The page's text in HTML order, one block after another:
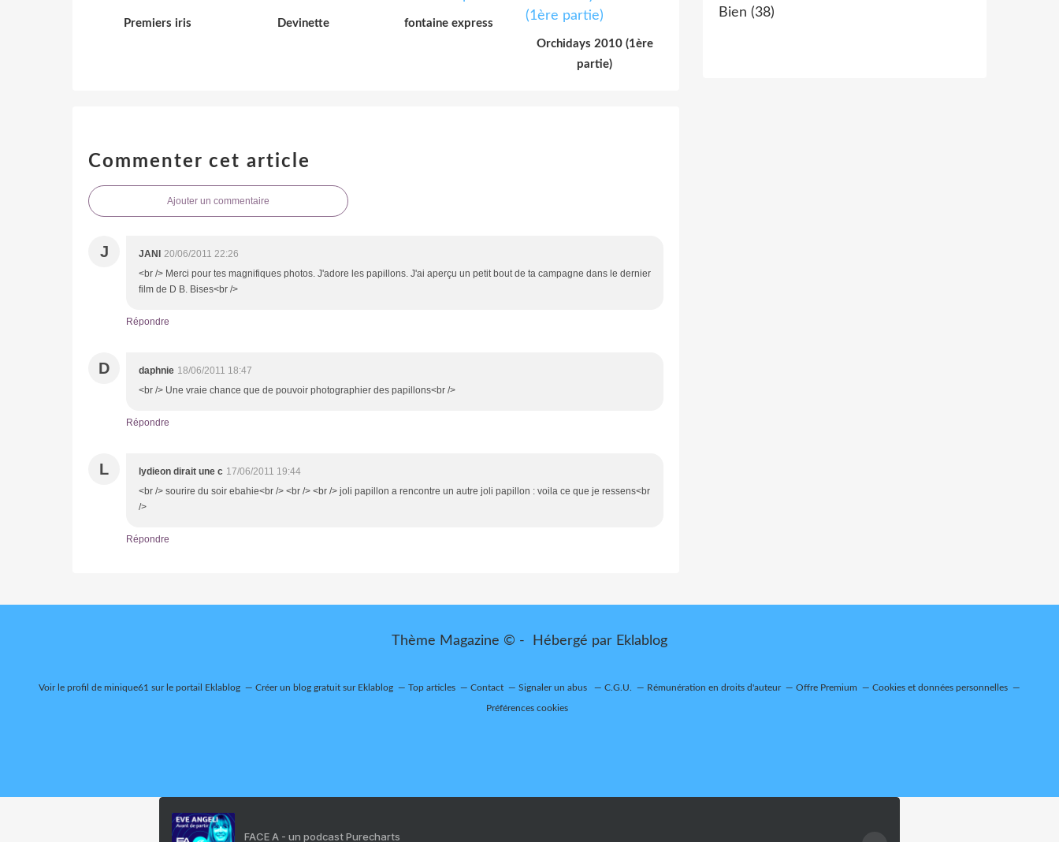
Premiers iris Devinette
fontaine express
Orchidays 2010 (1ère
partie)
Commenter cet article
Ajouter un commentaire
J JANI 20/06/2011 22:26
<br /> Merci pour tes magnifiques photos. J'adore les papillons. J'ai aperçu un petit bout de ta campagne dans le dernier
film de D B. Bises<br />
Répondre
D daphnie 18/06/2011 18:47
<br /> Une vraie chance que de pouvoir photographier des papillons<br />
Répondre
L lydieon dirait une c 17/06/2011 19:44
<br /> sourire du soir ebahie<br /> <br /> <br /> joli papillon a rencontre un autre joli papillon : voila ce que je ressens<br
/>
Répondre
Bien (38)
Thème Magazine © - Hébergé par Eklablog
Voir le profil de minique61 sur le portail Eklablog Créer un blog gratuit sur Eklablog Top articles Contact Signaler un abus C.G.U. Rémunération en droits d'auteur Offre Premium Cookies et données personnelles
Préférences cookies
FACE A - un podcast Purecharts